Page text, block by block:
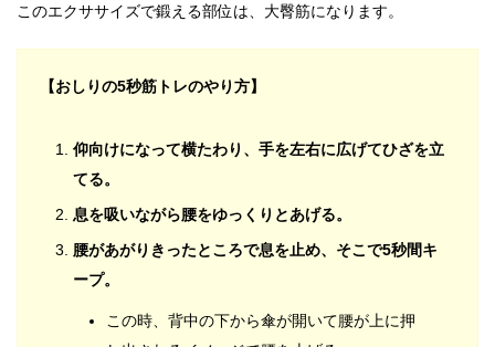
このエクササイズで鍛える部位は、大臀筋になります。
【おしりの5秒筋トレのやり方】
仰向けになって横たわり、手を左右に広げてひざを立
てる。
息を吸いながら腰をゆっくりとあげる。
腰があがりきったところで息を止め、そこで5秒間キ
ープ。
この時、背中の下から傘が開いて腰が上に押